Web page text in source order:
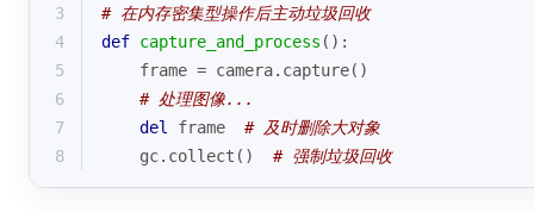
3
# 在内存密集型操作后主动垃圾回收
4
def capture_and_process ():
5
    frame = camera.capture()
6
# 处理图像...
7
del frame # 及时删除大对象
8
    gc.collect()
# 强制垃圾回收